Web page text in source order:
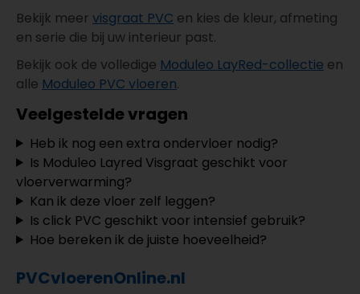
Bekijk meer visgraat PVC en kies de kleur, afmeting
en serie die bij uw interieur past.
Bekijk ook de volledige Moduleo LayRed-collectie en
alle Moduleo PVC vloeren.
Veelgestelde vragen
Heb ik nog een extra ondervloer nodig?
Is Moduleo Layred Visgraat geschikt voor
vloerverwarming?
Kan ik deze vloer zelf leggen?
Is click PVC geschikt voor intensief gebruik?
Hoe bereken ik de juiste hoeveelheid?
PVCvloerenOnline.nl